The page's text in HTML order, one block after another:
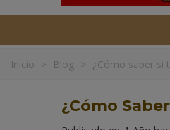
Inicio > Blog > ¿Cómo saber si
¿Cómo